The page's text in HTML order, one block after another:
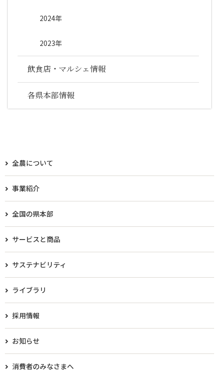
2024年
2023年
飲食店・マルシェ情報
各県本部情報
全農について
事業紹介
全国の県本部
サービスと商品
サステナビリティ
ライブラリ
採用情報
お知らせ
消費者のみなさまへ